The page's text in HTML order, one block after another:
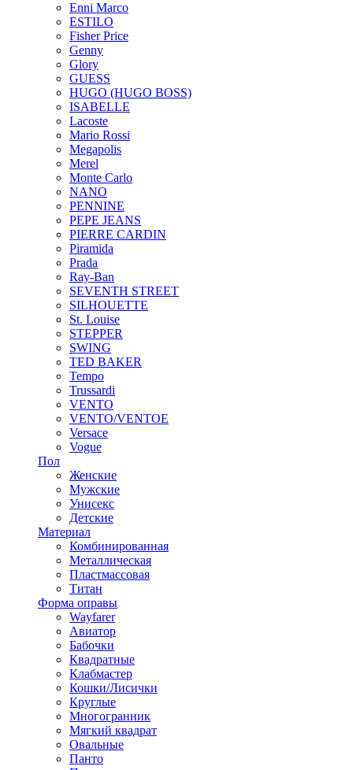
Enni Marco
ESTILO
Fisher Price
Genny
Glory
GUESS
HUGO (HUGO BOSS)
ISABELLE
Lacoste
Mario Rossi
Megapolis
Merel
Monte Carlo
NANO
PENNINE
PEPE JEANS
PIERRE CARDIN
Piramida
Prada
Ray-Ban
SEVENTH STREET
SILHOUETTE
St. Louise
STEPPER
SWING
TED BAKER
Tempo
Trussardi
VENTO
VENTO/VENTOE
Versace
Vogue
Пол
Женские
Мужские
Унисекс
Детские
Материал
Комбинированная
Металлическая
Пластмассовая
Титан
Форма оправы
Wayfarer
Авиатор
Бабочки
Квадратные
Клабмастер
Кошки/Лисички
Круглые
Многогранник
Мягкий квадрат
Овальные
Панто